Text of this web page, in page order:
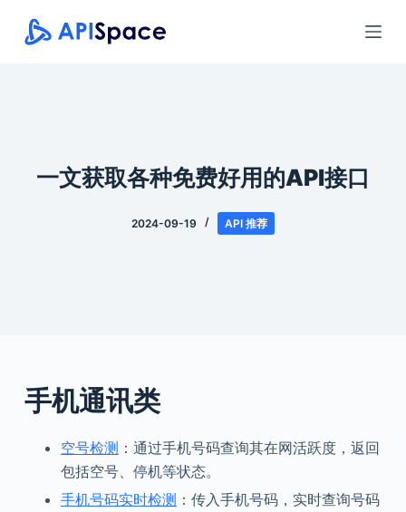
跳
过
一文获取各种免费好用的API接口
2024-09-19 API 推荐
手机通讯类
空号检测 ：通过手机号码查询其在网活跃度，返回
包括空号、停机等状态。
手机号码实时检测 ：传入手机号码，实时查询号码